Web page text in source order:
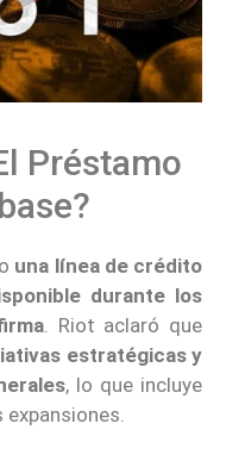
Préstamo
una línea de crédito
durante los
. Riot aclaró que
estratégicas y
, lo que incluye